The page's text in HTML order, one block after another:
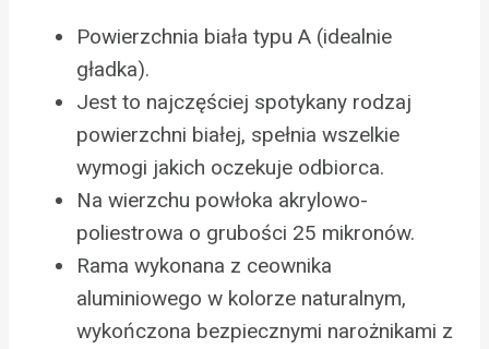
Powierzchnia biała typu A (idealnie
gładka).
Jest to najczęściej spotykany rodzaj
powierzchni białej, spełnia wszelkie
wymogi jakich oczekuje odbiorca.
Na wierzchu powłoka akrylowo-
poliestrowa o grubości 25 mikronów.
Rama wykonana z ceownika
aluminiowego w kolorze naturalnym,
wykończona bezpiecznymi narożnikami z